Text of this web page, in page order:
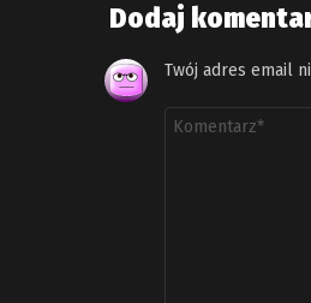
Dodaj
Twój adres email
Komentarz